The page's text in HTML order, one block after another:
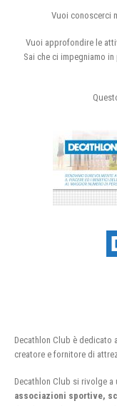
Vuoi conoscerci
Vuoi approfondire le
Sai che ci impegniamo
Decathlon Club è dedicato
creatore e fornitore di
Decathlon Club si rivolge a
associazioni sportive,